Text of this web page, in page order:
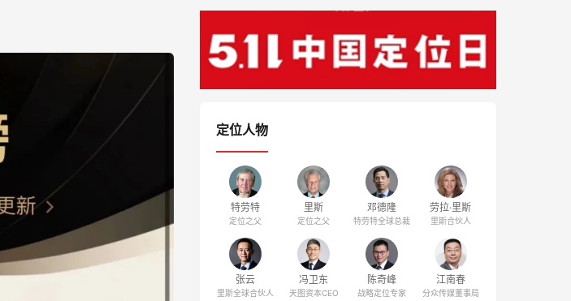
定位人物
特劳特
定位之父
里斯
定位之父
邓德隆
特劳特全球总裁
劳拉·里斯
里斯合伙人
张云
里斯全球合伙人
冯卫东
天图资本CEO
陈奇峰
战略定位专家
江南春
分众传媒董事局